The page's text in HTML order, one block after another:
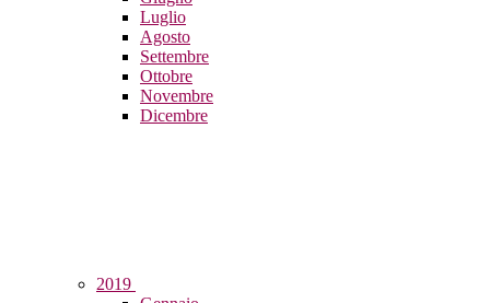
Luglio
Agosto
Settembre
Ottobre
Novembre
Dicembre
2019